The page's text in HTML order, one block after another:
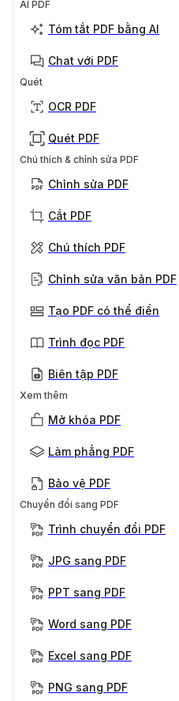
AI PDF
Tóm tắt PDF bằng AI
Chat với PDF
Quét
OCR PDF
Quét PDF
Chú thích & chỉnh sửa PDF
Chỉnh sửa PDF
Cắt PDF
Chú thích PDF
Chỉnh sửa văn bản PDF
Tạo PDF có thể điền
Trình đọc PDF
Biên tập PDF
Xem thêm
Mở khóa PDF
Làm phẳng PDF
Bảo vệ PDF
Chuyển đổi sang PDF
Trình chuyển đổi PDF
JPG sang PDF
PPT sang PDF
Word sang PDF
Excel sang PDF
PNG sang PDF